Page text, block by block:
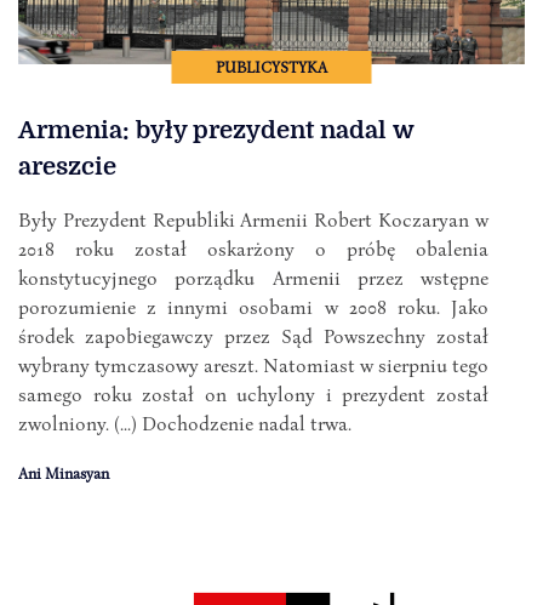
PUBLICYSTYKA
Armenia: były prezydent nadal w
areszcie
Były Prezydent Republiki Armenii Robert Koczaryan w
2018 roku został oskarżony o próbę obalenia
konstytucyjnego porządku Armenii przez wstępne
porozumienie z innymi osobami w 2008 roku. Jako
środek zapobiegawczy przez Sąd Powszechny został
wybrany tymczasowy areszt. Natomiast w sierpniu tego
samego roku został on uchylony i prezydent został
zwolniony. (...) Dochodzenie nadal trwa.
Ani Minasyan